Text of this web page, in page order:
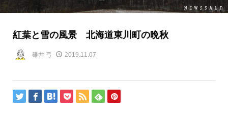
紅葉と雪の風景 北海道東川町の晩秋
碓井 弓 2019.11.07